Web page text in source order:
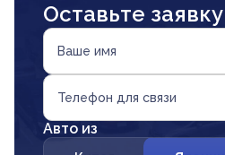
Оставьте заявку
Ваше имя
Телефон для связи
Авто из